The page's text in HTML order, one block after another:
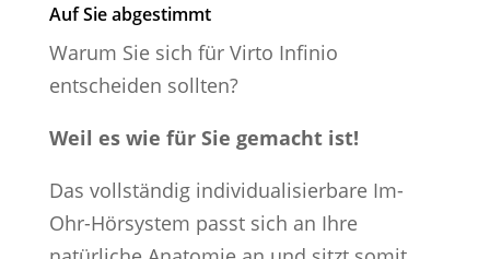
Auf Sie abgestimmt
Warum Sie sich für Virto Infinio
entscheiden sollten?
Weil es wie für Sie gemacht ist!
Das vollständig individualisierbare Im-
Ohr-Hörsystem passt sich an Ihre